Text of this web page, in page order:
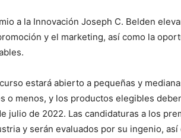
a la Innovación Joseph C. Belden
y el marketing, así como la
estará abierto a pequeñas y
o menos, y los productos elegibles
julio de 2022. Las candidaturas a los
y serán evaluados por su ingenio,